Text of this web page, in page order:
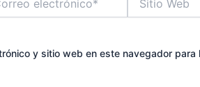
Web
y sitio web en este navegador para